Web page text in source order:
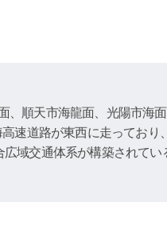
、順天市海龍面、光陽市海
速道路が東西に走っており
域交通体系が構築されて